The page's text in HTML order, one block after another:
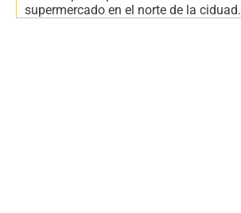
supermercado en el norte de la ciduad.